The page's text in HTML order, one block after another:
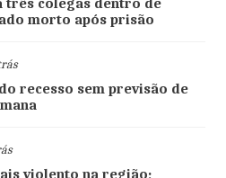
três colegas dentro de
morto após prisão
recesso sem previsão de
violento na região;